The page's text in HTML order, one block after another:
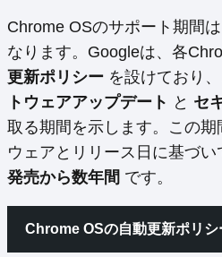
Chrome OSのサポート期間
なります。Googleは、各
更新ポリシー を設けており
トウェアアップデート と セ
取る期間を示します。この
ウェアとリリース日に基づ
発売から数年間 です。
Chrome OSの自動更新ポリシ